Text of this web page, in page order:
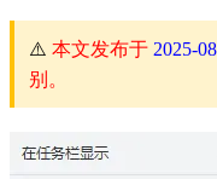
⚠️ 本文发布于 2025-
别。